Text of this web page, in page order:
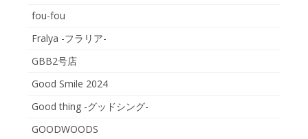
fou-fou
Fralya -フラリア-
GBB2号店
Good Smile 2024
Good thing -グッドシング-
GOODWOODS